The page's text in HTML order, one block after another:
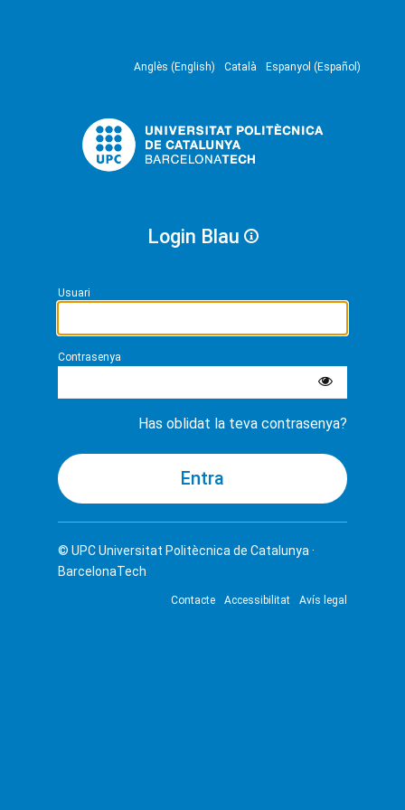
Anglès (English) Català Espanyol (Español)
Login Blau
Usuari
Contrasenya
Has oblidat la teva contrasenya?
© UPCUniversitat Politècnica de Catalunya ·
BarcelonaTech
Contacte Accessibilitat Avís legal